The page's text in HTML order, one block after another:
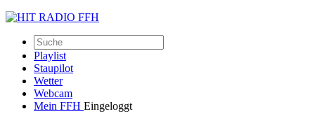
Playlist
Staupilot
Wetter
Webcam
Mein FFH Eingeloggt